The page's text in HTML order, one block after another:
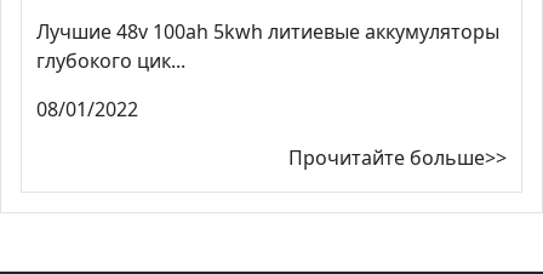
Лучшие 48v 100ah 5kwh литиевые аккумуляторы
глубокого цик...
08/01/2022
Прочитайте больше>>